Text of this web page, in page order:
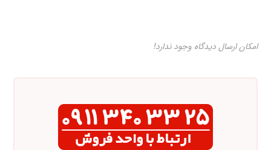
امکان ارسال دیدگاه وجود ندارد!